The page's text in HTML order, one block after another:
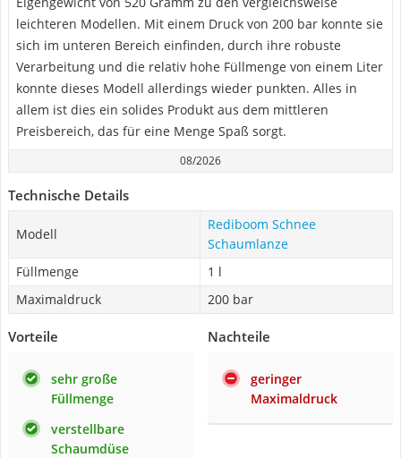
leichteren Modellen. Mit einem Druck von 200 bar konnte sie
sich im unteren Bereich einfinden, durch ihre robuste
Verarbeitung und die relativ hohe Füllmenge von einem Liter
konnte dieses Modell allerdings wieder punkten. Alles in
allem ist dies ein solides Produkt aus dem mittleren
Preisbereich, das für eine Menge Spaß sorgt.
08/2026
Technische Details
Modell
Rediboom Schnee
Schaumlanze
Füllmenge
1 l
Maximaldruck
200 bar
Vorteile
sehr große
Füllmenge
verstellbare
Schaumdüse
Nachteile
geringer
Maximaldruck